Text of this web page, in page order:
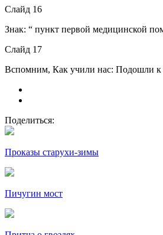
Слайд 16
Знак: “ пункт первой медицинской
Слайд 17
Вспомним, Как учили нас: Подошли к
Поделиться:
Проказы старухи-зимы
Пичугин мост